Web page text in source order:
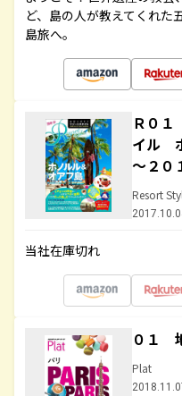
ど、島の人が教えてくれた
島旅へ。
Ｒ０
イル
～２０
Resort
当社在庫切れ
０１
Plat